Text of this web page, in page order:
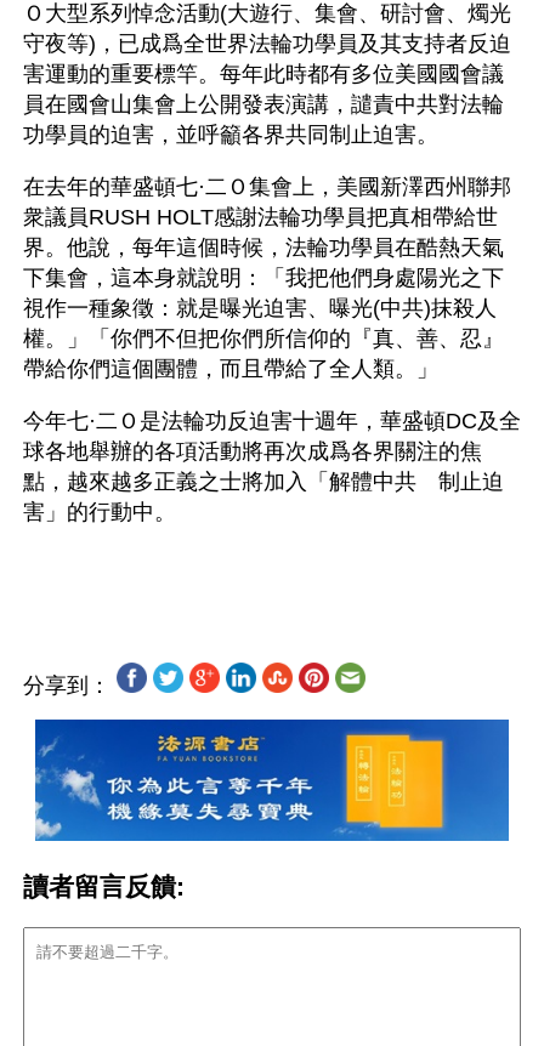
Ｏ大型系列悼念活動(大遊行、集會、研討會、燭光
守夜等)，已成爲全世界法輪功學員及其支持者反迫
害運動的重要標竿。每年此時都有多位美國國會議
員在國會山集會上公開發表演講，譴責中共對法輪
功學員的迫害，並呼籲各界共同制止迫害。
在去年的華盛頓七·二Ｏ集會上，美國新澤西州聯邦
衆議員RUSH HOLT感謝法輪功學員把真相帶給世
界。他說，每年這個時候，法輪功學員在酷熱天氣
下集會，這本身就說明：「我把他們身處陽光之下
視作一種象徵：就是曝光迫害、曝光(中共)抹殺人
權。」「你們不但把你們所信仰的『真、善、忍』
帶給你們這個團體，而且帶給了全人類。」
今年七·二Ｏ是法輪功反迫害十週年，華盛頓DC及全
球各地舉辦的各項活動將再次成爲各界關注的焦
點，越來越多正義之士將加入「解體中共　制止迫
害」的行動中。
分享到：
讀者留言反饋: